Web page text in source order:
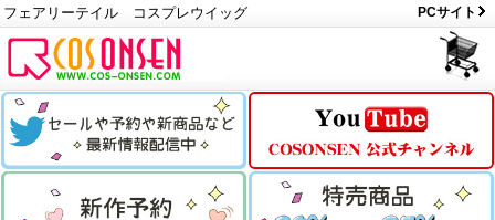
フェアリーテイル コスプレウイッグ PCサイト